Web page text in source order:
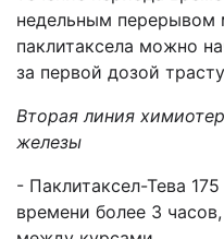
недельным
паклитаксела можно
за первой дозой
Вторая линия
железы
- Паклитаксел-Тева
времени более 3